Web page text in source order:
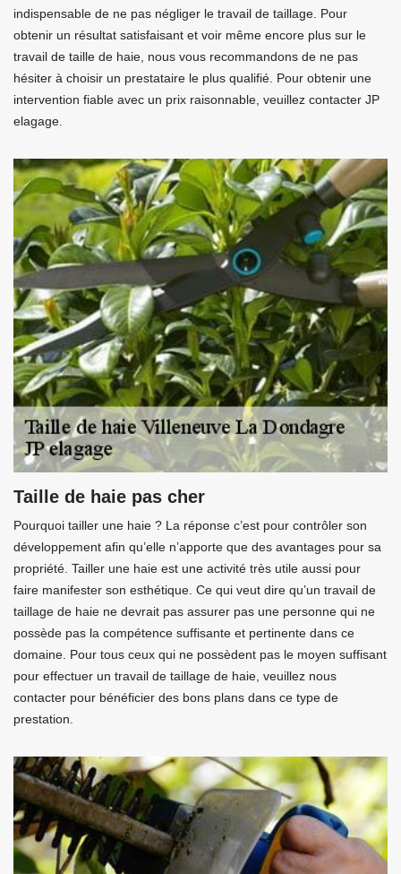
indispensable de ne pas négliger le travail de taillage. Pour
obtenir un résultat satisfaisant et voir même encore plus sur le
travail de taille de haie, nous vous recommandons de ne pas
hésiter à choisir un prestataire le plus qualifié. Pour obtenir une
intervention fiable avec un prix raisonnable, veuillez contacter JP
elagage.
Taille de haie pas cher
Pourquoi tailler une haie ? La réponse c’est pour contrôler son
développement afin qu’elle n’apporte que des avantages pour sa
propriété. Tailler une haie est une activité très utile aussi pour
faire manifester son esthétique. Ce qui veut dire qu’un travail de
taillage de haie ne devrait pas assurer pas une personne qui ne
possède pas la compétence suffisante et pertinente dans ce
domaine. Pour tous ceux qui ne possèdent pas le moyen suffisant
pour effectuer un travail de taillage de haie, veuillez nous
contacter pour bénéficier des bons plans dans ce type de
prestation.